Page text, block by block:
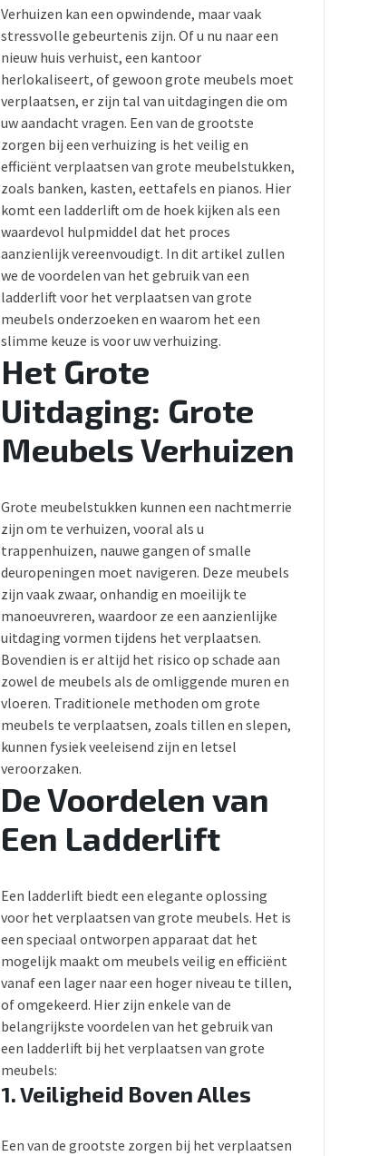
Verhuizen kan een opwindende, maar vaak
stressvolle gebeurtenis zijn. Of u nu naar een
nieuw huis verhuist, een kantoor
herlokaliseert, of gewoon grote meubels moet
verplaatsen, er zijn tal van uitdagingen die om
uw aandacht vragen. Een van de grootste
zorgen bij een verhuizing is het veilig en
efficiënt verplaatsen van grote meubelstukken,
zoals banken, kasten, eettafels en pianos. Hier
komt een ladderlift om de hoek kijken als een
waardevol hulpmiddel dat het proces
aanzienlijk vereenvoudigt. In dit artikel zullen
we de voordelen van het gebruik van een
ladderlift voor het verplaatsen van grote
meubels onderzoeken en waarom het een
slimme keuze is voor uw verhuizing.
Het Grote
Uitdaging: Grote
Meubels Verhuizen
Grote meubelstukken kunnen een nachtmerrie
zijn om te verhuizen, vooral als u
trappenhuizen, nauwe gangen of smalle
deuropeningen moet navigeren. Deze meubels
zijn vaak zwaar, onhandig en moeilijk te
manoeuvreren, waardoor ze een aanzienlijke
uitdaging vormen tijdens het verplaatsen.
Bovendien is er altijd het risico op schade aan
zowel de meubels als de omliggende muren en
vloeren. Traditionele methoden om grote
meubels te verplaatsen, zoals tillen en slepen,
kunnen fysiek veeleisend zijn en letsel
veroorzaken.
De Voordelen van
Een Ladderlift
Een ladderlift biedt een elegante oplossing
voor het verplaatsen van grote meubels. Het is
een speciaal ontworpen apparaat dat het
mogelijk maakt om meubels veilig en efficiënt
vanaf een lager naar een hoger niveau te tillen,
of omgekeerd. Hier zijn enkele van de
belangrijkste voordelen van het gebruik van
een ladderlift bij het verplaatsen van grote
meubels:
1.Veiligheid Boven Alles
Een van de grootste zorgen bij het verplaatsen